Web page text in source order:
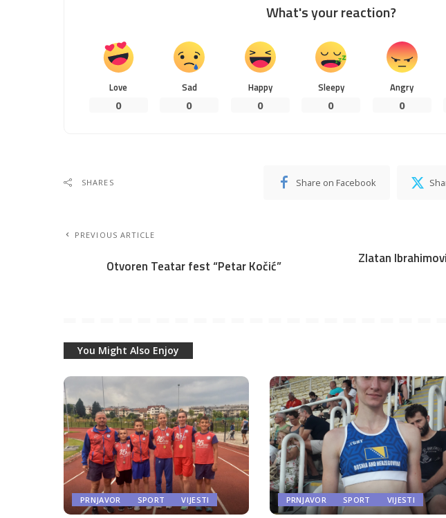
What's your reaction?
Love
0
Sad
0
Happy
0
Sleepy
0
Angry
0
SHARES Share on Facebook
PREVIOUS ARTICLE
Otvoren Teatar fest “Petar Kočić”
Zlatan
You Might Also Enjoy
PRNJAVOR SPORT VIJESTI PRNJAVOR SPORT VIJESTI